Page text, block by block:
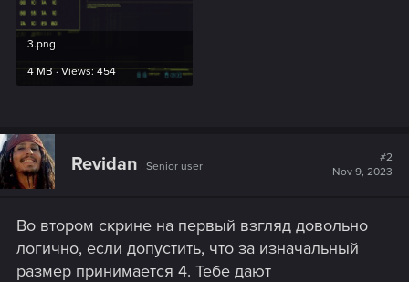
3.png
4 MB · Views: 454
Revidan Senior user
#2
Nov 9, 2023
Во втором скрине на первый взгляд довольно
логично, если допустить, что за изначальный
размер принимается 4. Тебе дают